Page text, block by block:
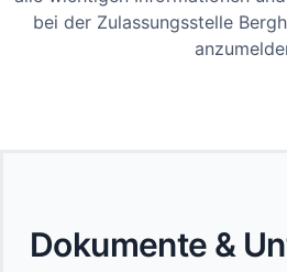
bei der Zulassungsstelle
Dokumente &